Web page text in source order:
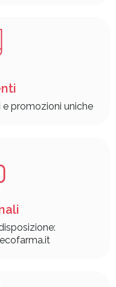
promozioni uniche